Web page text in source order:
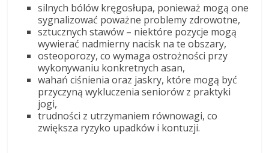
silnych bólów kręgosłupa, ponieważ mogą one
sygnalizować poważne problemy zdrowotne,
sztucznych stawów – niektóre pozycje mogą
wywierać nadmierny nacisk na te obszary,
osteoporozy, co wymaga ostrożności przy
wykonywaniu konkretnych asan,
wahań ciśnienia oraz jaskry, które mogą być
przyczyną wykluczenia seniorów z praktyki
jogi,
trudności z utrzymaniem równowagi, co
zwiększa ryzyko upadków i kontuzji.